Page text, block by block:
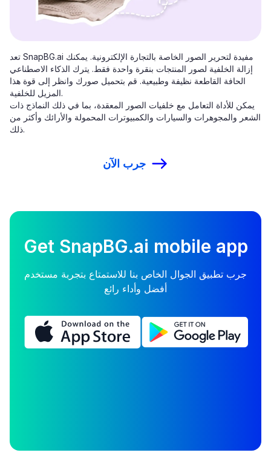
تعد SnapBG.ai مفيدة لتحرير الصور الخاصة بالتجارة الإلكترونية. يمكنك
إزالة الخلفية لصور المنتجات بنقرة واحدة فقط. يترك الذكاء الاصطناعي
الحافة القاطعة نظيفة وطبيعية. قم بتحميل صورك وانظر إلى قوة هذا
المزيل للخلفية.
يمكن للأداة التعامل مع خلفيات الصور المعقدة، بما في ذلك النماذج ذات
الشعر والمجوهرات والسيارات والكمبيوترات المحمولة والأرائك وأكثر من
ذلك.
جرب الآن
Get SnapBG.ai mobile app
جرب تطبيق الجوال الخاص بنا للاستمتاع بتجربة مستخدم
أفضل وأداء رائع